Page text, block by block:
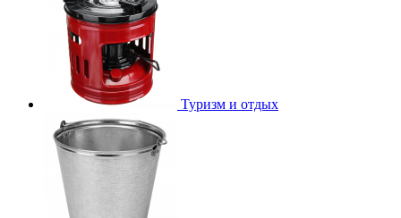
Туризм и отдых